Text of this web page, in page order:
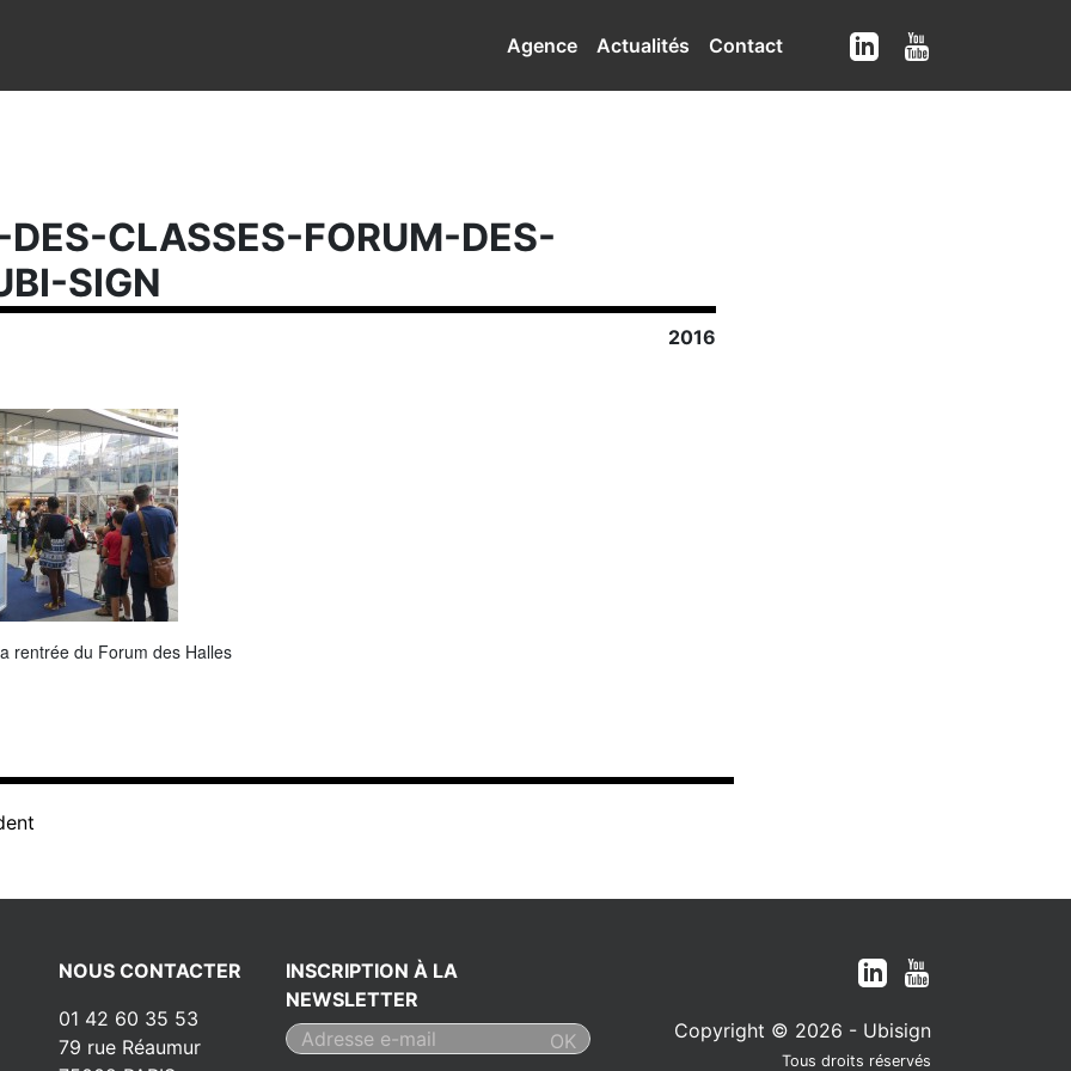
Agence Actualités Contact
DES-CLASSES-FORUM-DES-
SIGN
2016
rentrée du Forum des Halles
NOUS CONTACTER
01 42 60 35 53
79 rue Réaumur
INSCRIPTION À LA
NEWSLETTER
Copyright © 2026 - Ubisign
Tous droits réservés